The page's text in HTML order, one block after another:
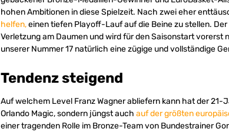
hohen Ambitionen in diese Spielzeit. Nach zwei eher
helfen,einen tiefen Playoff-Lauf auf die Beine zu stellen.
Verletzung am Daumen und wird für den Saisonstart vorerst
unserer Nummer 17 natürlich eine zügige und vollständige
Tendenz steigend
Auf welchem Level Franz Wagner abliefern kann hat der
Orlando Magic, sondern jüngst auch auf der größten
einer tragenden Rolle im Bronze-Team von Bundestrainer